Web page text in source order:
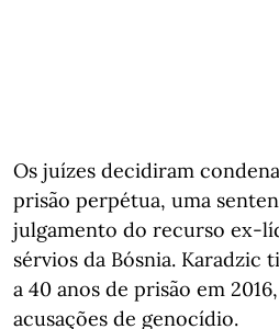
Os juízes decidiram
prisão perpétua, uma
julgamento do recurso ex-
sérvios da Bósnia. Karadzic
a 40 anos de prisão em
acusações de genocídio.